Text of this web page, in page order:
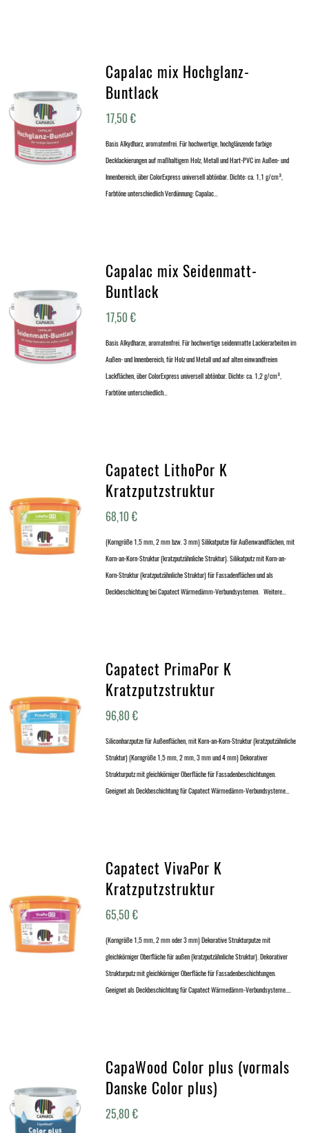
Capalac mix Hochglanz-
Buntlack
17,50€
Basis Alkydharz, aromatenfrei. Für hochwertige, hochglänzende farbige
Decklackierungen auf maßhaltigem Holz, Metall und Hart-PVC im Außen- und
Innenbereich, über ColorExpress universell abtönbar. Dichte: ca. 1,1 g/cm³,
Farbtöne unterschiedlich Verdünnung: Capalac…
Capalac mix Seidenmatt-
Buntlack
17,50€
Basis Alkydharze, aromatenfrei. Für hochwertige seidenmatte Lackierarbeiten im
Außen- und Innenbereich, für Holz und Metall und auf alten einwandfreien
Lackflächen, über ColorExpress universell abtönbar. Dichte: ca. 1,2 g/cm³,
Farbtöne unterschiedlich…
Capatect LithoPor K
Kratzputzstruktur
68,10€
(Korngröße 1,5 mm, 2 mm bzw. 3 mm) Silikatputze für Außenwandflächen, mit
Korn-an-Korn-Struktur (kratzputzähnliche Struktur). Silikatputz mit Korn-an-
Korn-Struktur (kratzputzähnliche Struktur) für Fassadenflächen und als
Deckbeschichtung bei Capatect Wärmedämm-Verbundsystemen. Weitere…
Capatect PrimaPor K
Kratzputzstruktur
96,80€
Siliconharzputze für Außenflächen, mit Korn-an-Korn-Struktur (kratzputzähnliche
Struktur) (Korngröße 1,5 mm, 2 mm, 3 mm und 4 mm) Dekorativer
Strukturputz mit gleichkörniger Oberfläche für Fassadenbeschichtungen.
Geeignet als Deckbeschichtung für Capatect Wärmedämm-Verbundsysteme…
Capatect VivaPor K
Kratzputzstruktur
65,50€
(Korngröße 1,5 mm, 2 mm oder 3 mm) Dekorative Strukturputze mit
gleichkörniger Oberfläche für außen (kratzputzähnliche Struktur). Dekorativer
Strukturputz mit gleichkörniger Oberfläche für Fassadenbeschichtungen.
Geeignet als Deckbeschichtung für Capatect Wärmedämm-Verbundsysteme.…
CapaWood Color plus (vormals
Danske Color plus)
25,80€